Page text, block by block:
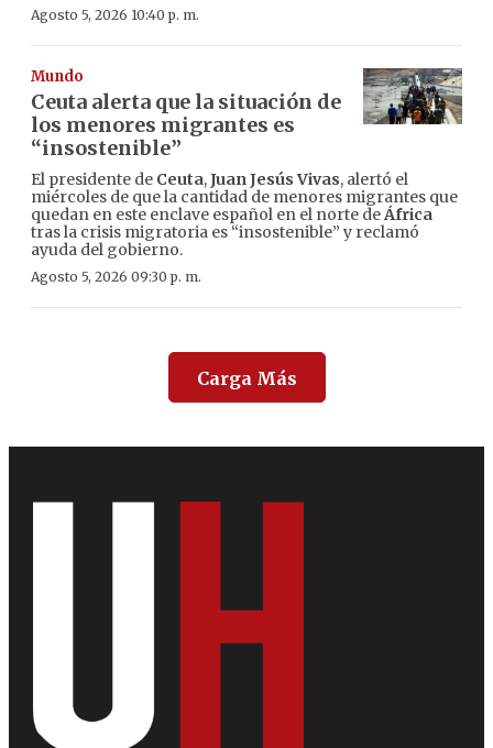
Agosto 5, 2026 10:40 p. m.
Mundo
Ceuta alerta que la situación de
los menores migrantes es
“insostenible”
El presidente de Ceuta,Juan Jesús Vivas, alertó el
miércoles de que la cantidad de menores migrantes que
quedan en este enclave español en el norte deÁfrica
tras la crisis migratoria es “insostenible” y reclamó
ayuda del gobierno.
Agosto 5, 2026 09:30 p. m.
Carga Más